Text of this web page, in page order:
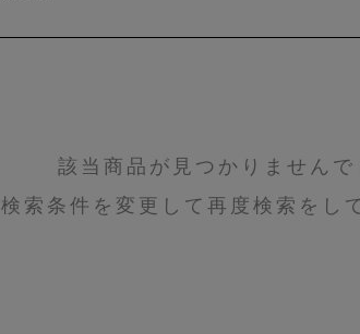
該当商品が見つかりませんで
検索条件を変更して再度検索をし